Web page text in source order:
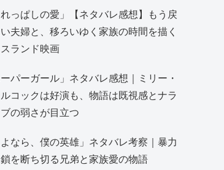
れっぱしの愛」【ネタバレ感想】もう戻
夫婦と、移ろいゆく家族の時間を描く
ランド映画
ーパーガール」ネタバレ感想｜ミリー・
コックは好演も、物語は既視感とナラ
の弱さが目立つ
よなら、僕の英雄」ネタバレ考察｜暴力
を断ち切る兄弟と家族愛の物語